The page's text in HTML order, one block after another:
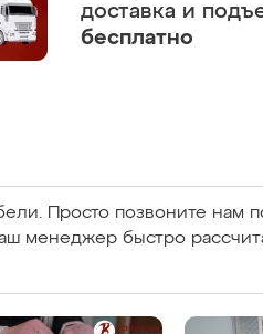
доставка и
бесплатно
Просто позвоните нам
менеджер быстро